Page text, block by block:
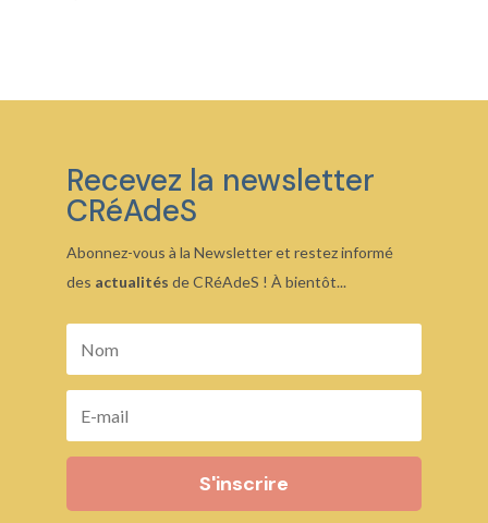
Recevez la newsletter
CRéAdeS
Abonnez-vous à la Newsletter et restez informé
des actualités de CRéAdeS ! À bientôt...
S'inscrire